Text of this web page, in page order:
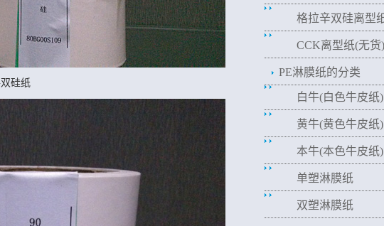
格拉辛双硅离型
CCK离型纸(无货)
PE淋膜纸的分类
白牛(白色牛皮纸)
黄牛(黄色牛皮纸)
本牛(本色牛皮纸)
单塑淋膜纸
双塑淋膜纸
硅纸